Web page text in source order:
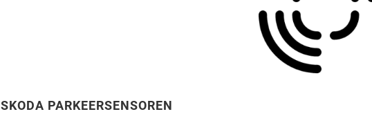
SKODA PARKEERSENSOREN